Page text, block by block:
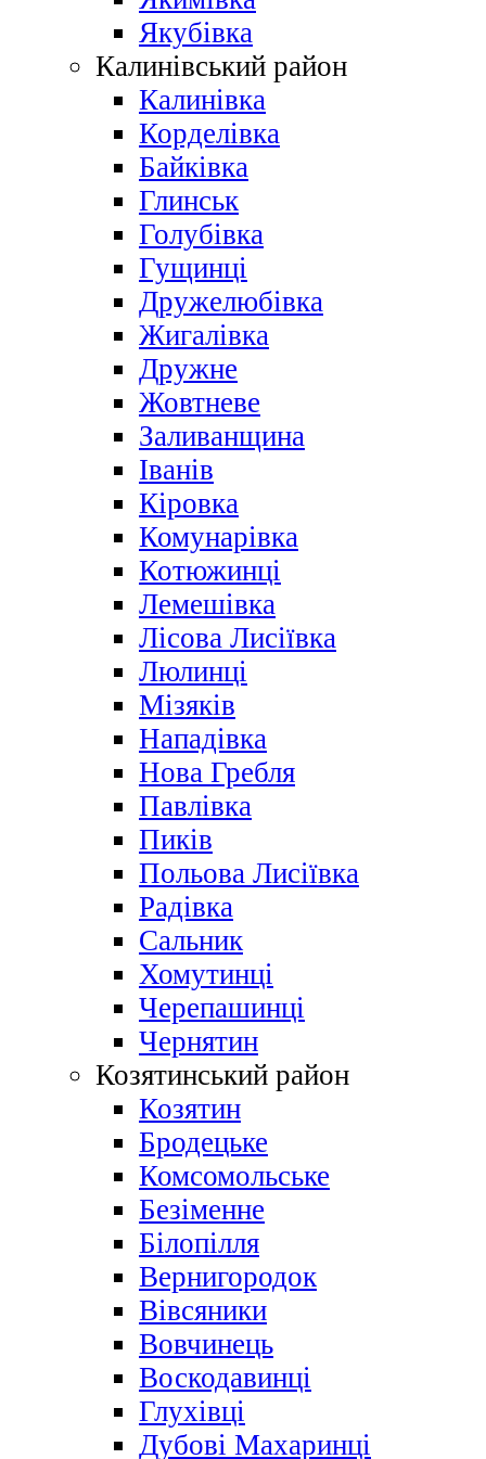
Якубівка
Калинівський район
Калинівка
Корделівка
Байківка
Глинськ
Голубівка
Гущинці
Дружелюбівка
Жигалівка
Дружне
Жовтневе
Заливанщина
Іванів
Кіровка
Комунарівка
Котюжинці
Лемешівка
Лісова Лисіївка
Люлинці
Мізяків
Нападівка
Нова Гребля
Павлівка
Пиків
Польова Лисіївка
Радівка
Сальник
Хомутинці
Черепашинці
Чернятин
Козятинський район
Козятин
Бродецьке
Комсомольське
Безіменне
Білопілля
Вернигородок
Вівсяники
Вовчинець
Воскодавинці
Глухівці
Дубові Махаринці